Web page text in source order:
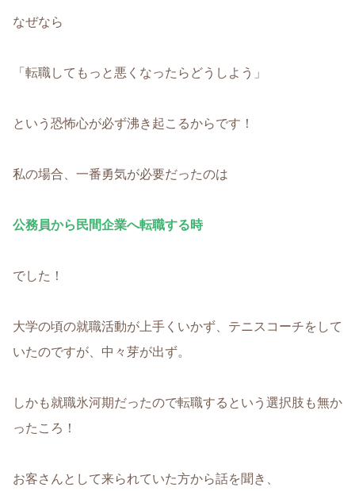
なぜなら
「転職してもっと悪くなったらどうしよう」
という恐怖心が必ず沸き起こるからです！
私の場合、一番勇気が必要だったのは
公務員から民間企業へ転職する時
でした！
大学の頃の就職活動が上手くいかず、テニスコーチをして
いたのですが、中々芽が出ず。
しかも就職氷河期だったので転職するという選択肢も無か
ったころ！
お客さんとして来られていた方から話を聞き、